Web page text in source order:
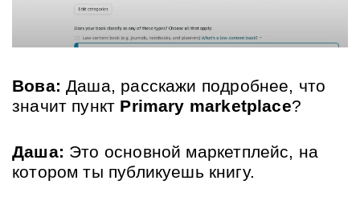
Вова: Даша, расскажи подробнее, что
значит пункт Primary marketplace?
Даша: Это основной маркетплейс, на
котором ты публикуешь книгу.